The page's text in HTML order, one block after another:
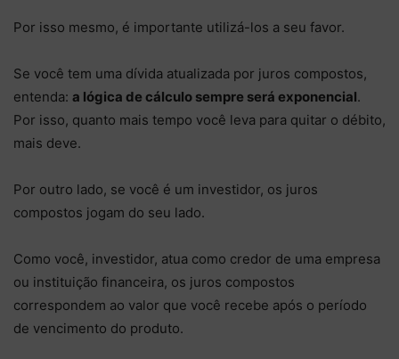
Por isso mesmo, é importante utilizá-los a seu favor.
Se você tem uma dívida atualizada por juros compostos,
entenda: a lógica de cálculo sempre será exponencial.
Por isso, quanto mais tempo você leva para quitar o débito,
mais deve.
Por outro lado, se você é um investidor, os juros
compostos jogam do seu lado.
Como você, investidor, atua como credor de uma empresa
ou instituição financeira, os juros compostos
correspondem ao valor que você recebe após o período
de vencimento do produto.